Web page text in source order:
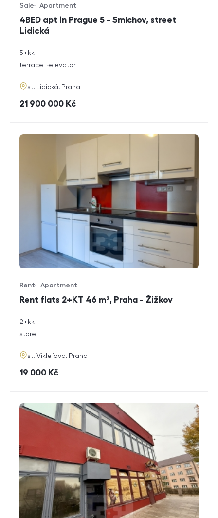
4BED apt in Prague 5 - Smíchov, street
Lidická
Offer type
Sale
Property type
Apartment
rozměry
disposition
5+kk
funkce
terrace elevator
adresa
st. Lidická, Praha
cena
21 900 000 Kč
Rent flats 2+KT 46 m², Praha - Žižkov
Offer type
Rent
Property type
Apartment
rozměry
disposition
2+kk
funkce
store
adresa
st. Viklefova, Praha
cena
19 000 Kč